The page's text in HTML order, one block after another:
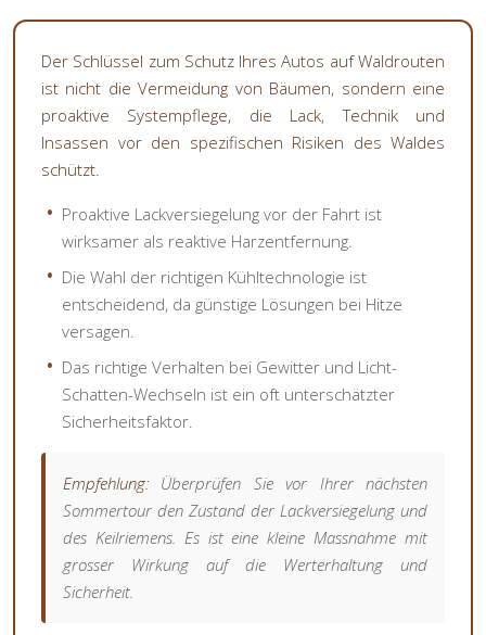
Der Schlüssel zum Schutz Ihres Autos auf Waldrouten
ist nicht die Vermeidung von Bäumen, sondern eine
proaktive Systempflege, die Lack, Technik und
Insassen vor den spezifischen Risiken des Waldes
schützt.
Proaktive Lackversiegelung vor der Fahrt ist
wirksamer als reaktive Harzentfernung.
Die Wahl der richtigen Kühltechnologie ist
entscheidend, da günstige Lösungen bei Hitze
versagen.
Das richtige Verhalten bei Gewitter und Licht-
Schatten-Wechseln ist ein oft unterschätzter
Sicherheitsfaktor.
Empfehlung: Überprüfen Sie vor Ihrer nächsten
Sommertour den Zustand der Lackversiegelung und
des Keilriemens. Es ist eine kleine Massnahme mit
grosser Wirkung auf die Werterhaltung und
Sicherheit.